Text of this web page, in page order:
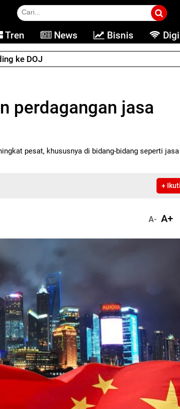
Tren News Bisnis
ke DOJ
perdagangan jasa
pesat, khususnya di bidang-bidang seperti jasa
+ Ikuti
A- A+